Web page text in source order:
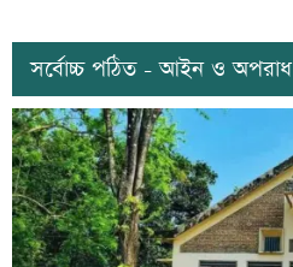
সর্বোচ্চ পঠিত - আইন ও অপরাধ